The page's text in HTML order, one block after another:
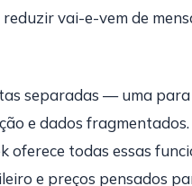
vai-e-vem de
separadas — uma
e dados
todas essas
e preços pensados